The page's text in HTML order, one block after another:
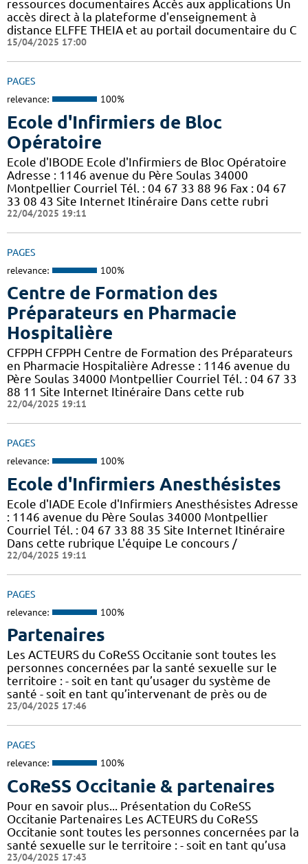
ressources documentaires Accès aux applications Un
accès direct à la plateforme d'enseignement à
distance ELFFE THEIA et au portail documentaire du C
15/04/2025 17:00
PAGES
relevance: 100%
Ecole d'Infirmiers de Bloc
Opératoire
Ecole d'IBODE Ecole d'Infirmiers de Bloc Opératoire
Adresse : 1146 avenue du Père Soulas 34000
Montpellier Courriel Tél. : 04 67 33 88 96 Fax : 04 67
33 08 43 Site Internet Itinéraire Dans cette rubri
22/04/2025 19:11
PAGES
relevance: 100%
Centre de Formation des
Préparateurs en Pharmacie
Hospitalière
CFPPH CFPPH Centre de Formation des Préparateurs
en Pharmacie Hospitalière Adresse : 1146 avenue du
Père Soulas 34000 Montpellier Courriel Tél. : 04 67 33
88 11 Site Internet Itinéraire Dans cette rub
22/04/2025 19:11
PAGES
relevance: 100%
Ecole d'Infirmiers Anesthésistes
Ecole d'IADE Ecole d'Infirmiers Anesthésistes Adresse
: 1146 avenue du Père Soulas 34000 Montpellier
Courriel Tél. : 04 67 33 88 35 Site Internet Itinéraire
Dans cette rubrique L'équipe Le concours /
22/04/2025 19:11
PAGES
relevance: 100%
Partenaires
Les ACTEURS du CoReSS Occitanie sont toutes les
personnes concernées par la santé sexuelle sur le
territoire : - soit en tant qu’usager du système de
santé - soit en tant qu’intervenant de près ou de
23/04/2025 17:46
PAGES
relevance: 100%
CoReSS Occitanie & partenaires
Pour en savoir plus... Présentation du CoReSS
Occitanie Partenaires Les ACTEURS du CoReSS
Occitanie sont toutes les personnes concernées par la
santé sexuelle sur le territoire : - soit en tant qu’usa
23/04/2025 17:43